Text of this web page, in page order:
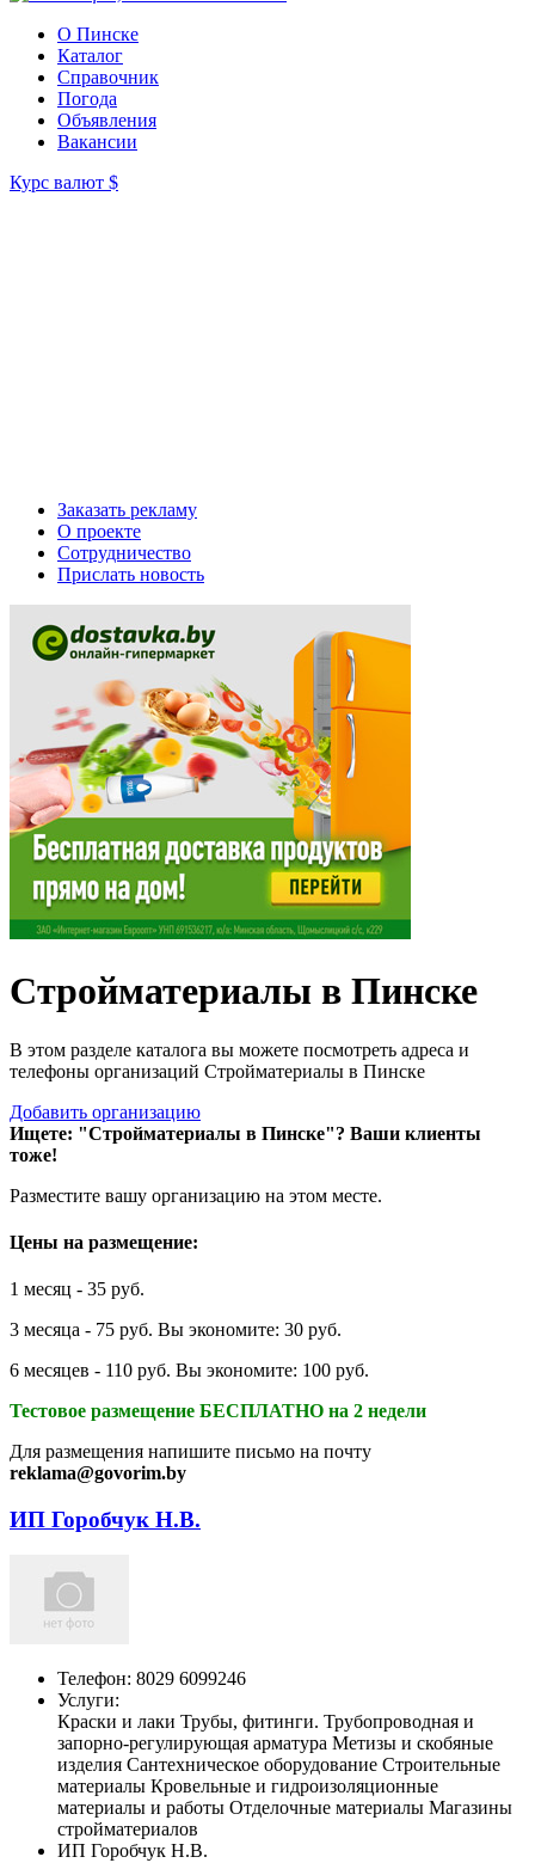
О Пинске
Каталог
Справочник
Погода
Объявления
Вакансии
Курс валют $
Заказать рекламу
О проекте
Сотрудничество
Прислать новость
Стройматериалы в Пинске
В этом разделе каталога вы можете посмотреть адреса и
телефоны организаций Стройматериалы в Пинске
Добавить организацию
Ищете: "Стройматериалы в Пинске"? Ваши клиенты
тоже!
Разместите вашу организацию на этом месте.
Цены на размещение:
1 месяц - 35 руб.
3 месяца - 75 руб. Вы экономите: 30 руб.
6 месяцев - 110 руб. Вы экономите: 100 руб.
Тестовое размещение БЕСПЛАТНО на 2 недели
Для размещения напишите письмо на почту
reklama@govorim.by
ИП Горобчук Н.В.
Телефон: 8029 6099246
Услуги:
Краски и лаки Трубы, фитинги. Трубопроводная и
запорно-регулирующая арматура Метизы и скобяные
изделия Сантехническое оборудование Строительные
материалы Кровельные и гидроизоляционные
материалы и работы Отделочные материалы Магазины
стройматериалов
ИП Горобчук Н.В.